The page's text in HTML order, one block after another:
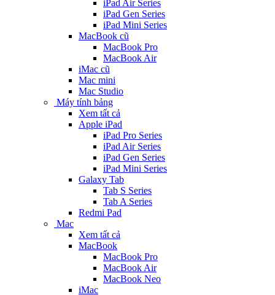
iPad Air Series
iPad Gen Series
iPad Mini Series
MacBook cũ
MacBook Pro
MacBook Air
iMac cũ
Mac mini
Mac Studio
Máy tính bảng
Xem tất cả
Apple iPad
iPad Pro Series
iPad Air Series
iPad Gen Series
iPad Mini Series
Galaxy Tab
Tab S Series
Tab A Series
Redmi Pad
Mac
Xem tất cả
MacBook
MacBook Pro
MacBook Air
MacBook Neo
iMac